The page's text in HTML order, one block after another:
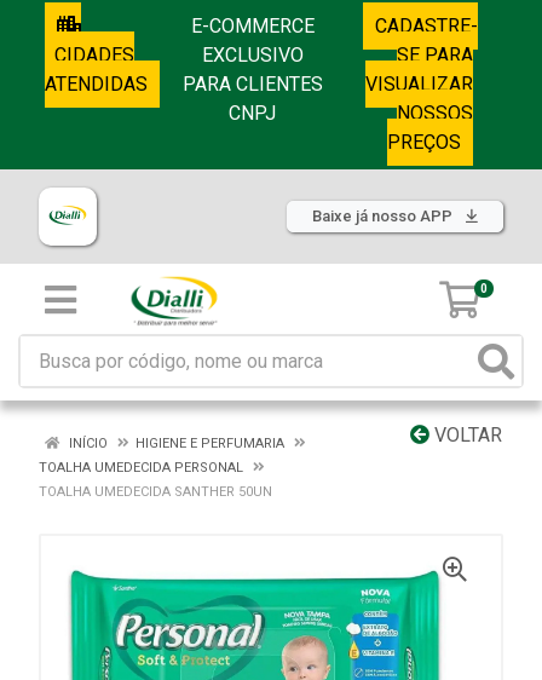
CIDADES
ATENDIDAS
E-COMMERCE
EXCLUSIVO
PARA CLIENTES
CNPJ
CADASTRE-
SE PARA
VISUALIZAR
NOSSOS
PREÇOS
Baixe já nosso APP
0
VOLTAR
INÍCIO
HIGIENE E PERFUMARIA
TOALHA UMEDECIDA PERSONAL
TOALHA UMEDECIDA SANTHER 50UN